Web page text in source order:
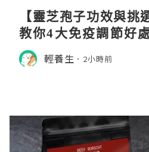
【靈芝孢子功效與挑
教你4大免疫調節好
選秘訣
輕養生 2小時前